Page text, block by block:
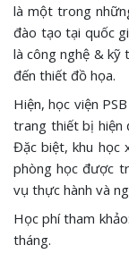
là một trong
đào tạo tại quốc
là công nghệ & kỹ
đến thiết đồ họa.
Hiện, học viện
trang thiết bị hiện
Đặc biệt, khu học
phòng học được
vụ thực hành và
Học phí tham
tháng.